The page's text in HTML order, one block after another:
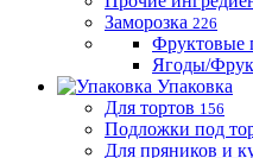
Заморозка 226
Фруктовые
Ягоды/
Упаковка
Для тортов 156
Подложки под
Для пряников и